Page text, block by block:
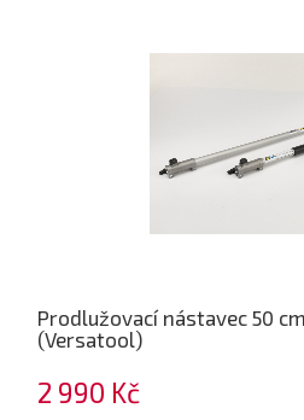
Prodlužovací nástavec 50 cm
(Versatool)
2 990 Kč